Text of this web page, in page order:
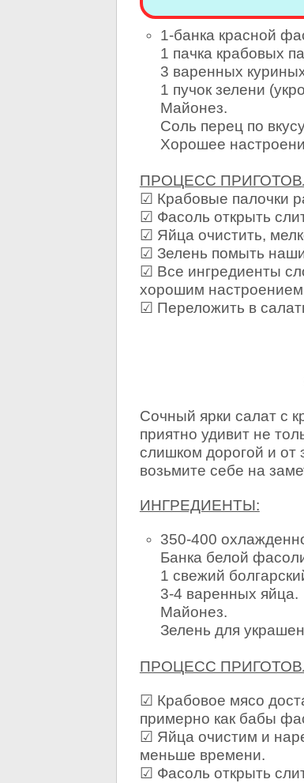
1-банка красной
1 пачка крабовых
3 варенных
1 пучок зелени
Майонез.
Соль перец по
Хорошее
ПРОЦЕСС
☑ Крабовые палочки
☑ Фасоль открыть
☑ Яйца очистить,
☑ Зелень помыть
☑ Все ингредиенты
хорошим
☑ Переложить в
Сочный ярки салат с
приятно удивит не
слишком дорогой и от
возьмите себе на
ИНГРЕДИЕНТЫ:
350-400
Банка белой
1 свежий
3-4 варенных яйца.
Майонез.
Зелень для
ПРОЦЕСС
☑ Крабовое мясо
примерно как бабы
☑ Яйца очистим и
меньше времени.
☑ Фасоль открыть